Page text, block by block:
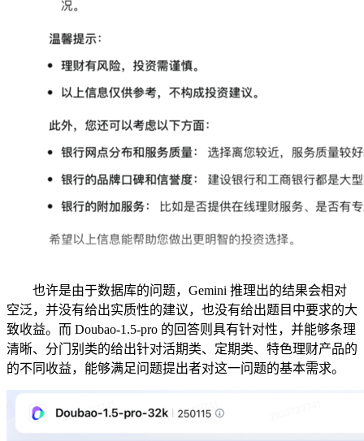
也许是由于数据库的问题，Gemini 推理出的结果会相对
空泛，并没有给出实质性的建议，也没有给出题目中要求的大
致收益。而 Doubao-1.5-pro 的回答则具有针对性，并能够条理
清晰、分门别类的给出针对活期类、定期类、特色理财产品的
的不同收益，能够满足问题提出者对这一问题的基本需求。